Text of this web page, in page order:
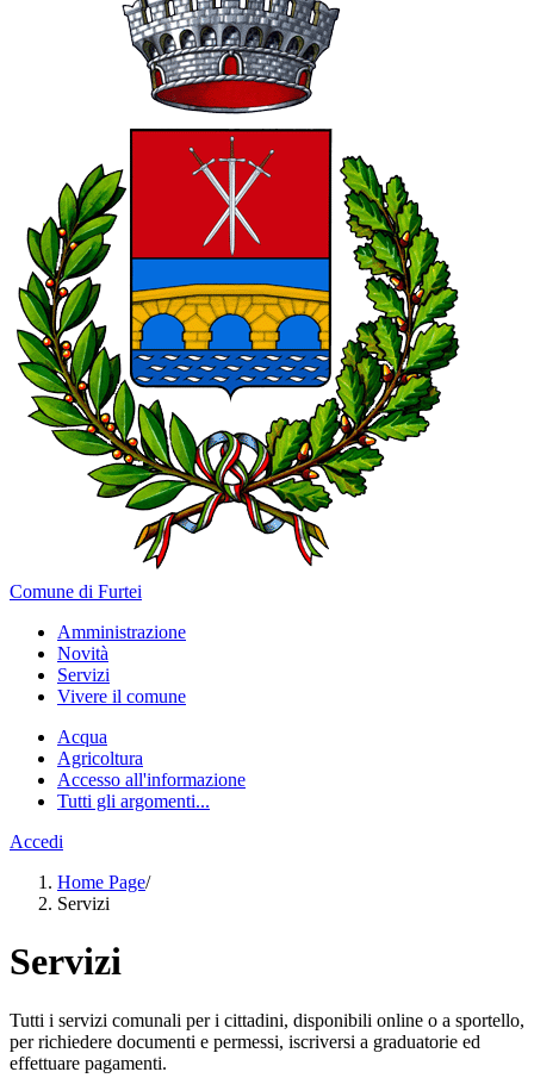
Comune di Furtei
Amministrazione
Novità
Servizi
Vivere il comune
Acqua
Agricoltura
Accesso all'informazione
Tutti gli argomenti...
Accedi
Home Page/
Servizi
Servizi
Tutti i servizi comunali per i cittadini, disponibili online o a sportello,
per richiedere documenti e permessi, iscriversi a graduatorie ed
effettuare pagamenti.